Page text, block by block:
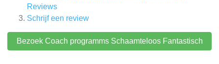
Reviews
Schrijf een review
Bezoek Coach programms Schaamteloos Fantastisch